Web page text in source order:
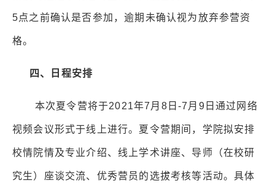
5点之前确认是否参加，逾期未确认视为放弃参营资
格。
四、日程安排
本次夏令营将于2021年7 月 8 日-7 月 9 日通过网络
视频会议形式于线上进行。夏令营期间，学院拟安排
校情院情及专业介绍、线上学术讲座、导师（在校研
究生）座谈交流、优秀营员的选拔考核等活动。具体